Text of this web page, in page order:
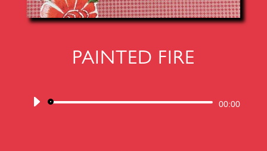
PAINTED FIRE
Audiospeler 00:00